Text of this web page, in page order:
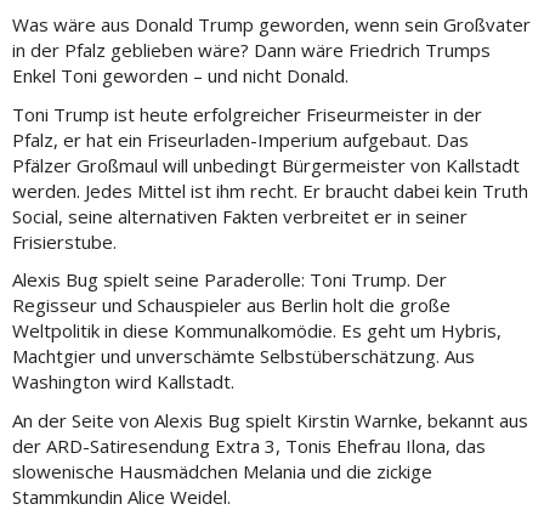
Was wäre aus Donald Trump geworden, wenn sein Großvater
in der Pfalz geblieben wäre? Dann wäre Friedrich Trumps
Enkel Toni geworden – und nicht Donald.
Toni Trump ist heute erfolgreicher Friseurmeister in der
Pfalz, er hat ein Friseurladen-Imperium aufgebaut. Das
Pfälzer Großmaul will unbedingt Bürgermeister von Kallstadt
werden. Jedes Mittel ist ihm recht. Er braucht dabei kein Truth
Social, seine alternativen Fakten verbreitet er in seiner
Frisierstube.
Alexis Bug spielt seine Paraderolle: Toni Trump. Der
Regisseur und Schauspieler aus Berlin holt die große
Weltpolitik in diese Kommunalkomödie. Es geht um Hybris,
Machtgier und unverschämte Selbstüberschätzung. Aus
Washington wird Kallstadt.
An der Seite von Alexis Bug spielt Kirstin Warnke, bekannt aus
der ARD-Satiresendung Extra 3, Tonis Ehefrau Ilona, das
slowenische Hausmädchen Melania und die zickige
Stammkundin Alice Weidel.